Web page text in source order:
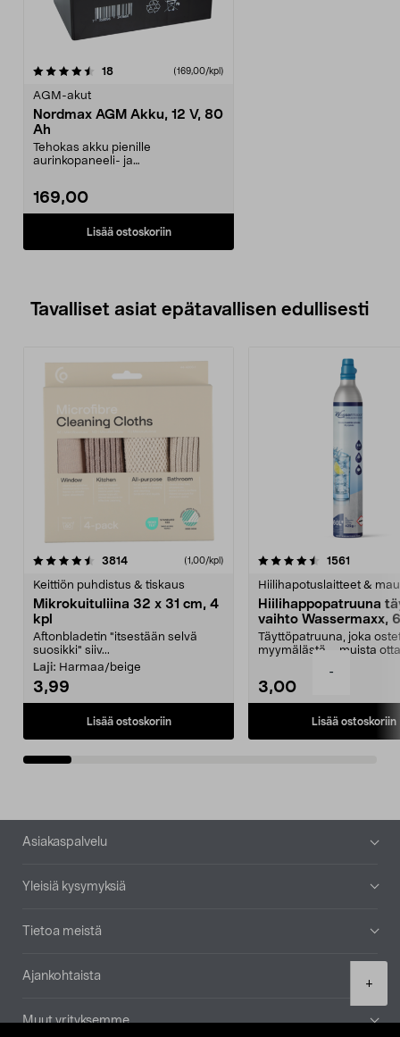
-
+
18arvostelut (169,00/kpl)
AGM-akut
Nordmax AGM Akku, 12 V, 80
Ah
Tehokas akku pienille
aurinkopaneeli- ja
169,00
Lisää ostoskoriin
Tavalliset asiat epätavallisen edullisesti
3814arvostelut (1,00/kpl)
Keittiön puhdistus & tiskaus
Mikrokuituliina 32 x 31 cm, 4
kpl
Aftonbladetin "itsestään selvä
suosikki" siiv...
Laji: Harmaa/beige
3,99
Lisää ostoskoriin
4.5viidestä
1561
Hiilihapotuslaitteet &
Hiilihappopatruuna
vaihto Wassermaxx,
Täyttöpatruuna, joka
myymälästä – muista
3,00
Lisää ostoskoriin
4.5viidestä
Alatunniste
Asiakaspalvelu
Yleisiä kysymyksiä
Tietoa meistä
Ajankohtaista
Muut yrityksemme